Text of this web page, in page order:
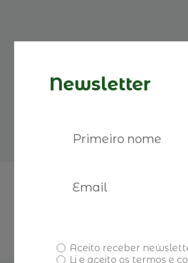
Newsletter
Aceito receber
Li e aceito os termos e